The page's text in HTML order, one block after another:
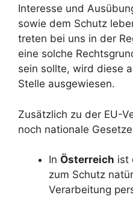
Interesse und
sowie dem Schutz
treten bei uns in der
eine solche
sein sollte, wird diese
Stelle ausgewiesen.
Zusätzlich zu der EU-
noch nationale
In Österreich ist
zum Schutz
Verarbeitung